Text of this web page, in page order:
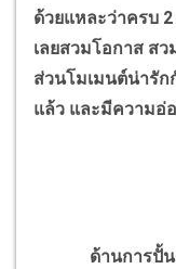
ด้วยแหละว่าครบ
เลยสวมโอกาส ส
ส่วนโมเมนต์น่ารัก
แล้ว และมีความอ่
ด้านการปั้นร่า